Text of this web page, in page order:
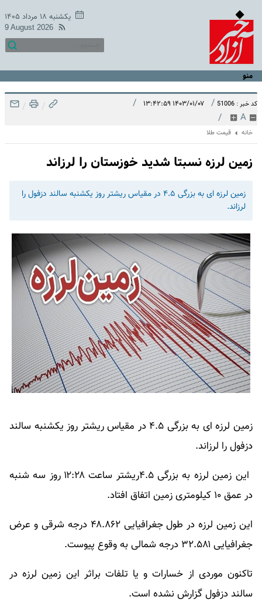
یکشنبه ۱۸ مرداد ۱۴۰۵
9 August 2026
منو
کد خبر : 51006 / ۱۴۰۳/۰۱/۰۷ ۱۳:۴۲:۵۹ /
A
/
/
/
خانه قیمت طلا
زمین لرزه نسبتا شدید خوزستان را لرزاند
زمین لرزه ای به بزرگی ۴.۵ در مقیاس ریشتر روز یکشنبه سالند دزفول را
لرزاند.
زمین لرزه ای به بزرگی ۴.۵ در مقیاس ریشتر روز یکشنبه سالند
دزفول را لرزاند.
این زمین لرزه به بزرگی ۴.۵ریشتر ساعت ۱۲:۲۸ روز سه شنبه
در عمق ۱۰ کیلومتری زمین اتفاق افتاد.
این زمین لرزه در طول جغرافیایی ۴۸.۸۶۲ درجه شرقی و عرض
جغرافیایی ۳۲.۵۸۱ درجه شمالی به وقوع پیوست.
تاکنون موردی از خسارات و یا تلفات براثر این زمین لرزه در
سالند دزفول گزارش نشده است.